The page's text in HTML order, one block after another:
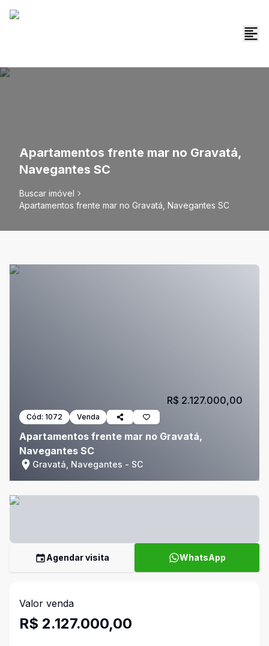
Apartamentos frente mar no Gravatá,
Navegantes SC
Buscar imóvel
Apartamentos frente mar no Gravatá, Navegantes SC
Cód: 1072 Venda
Apartamentos frente mar no Gravatá,
Navegantes SC
Gravatá, Navegantes - SC
R$ 2.127.000,00
Agendar visita WhatsApp
Valor venda
R$ 2.127.000,00